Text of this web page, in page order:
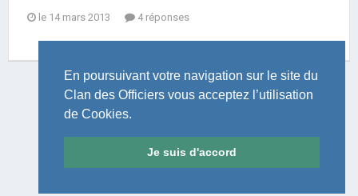
En poursuivant votre navigation sur le site du
Clan des Officiers vous acceptez l’utilisation
de Cookies.
Je suis d'accord
le 14 mars 2013 4 réponses
LANGUE